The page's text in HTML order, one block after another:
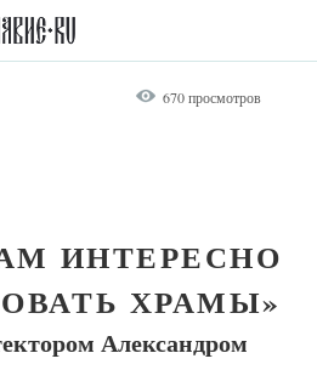
670 просмотров
ИНТЕРЕСНО
ХРАМЫ»
Александром